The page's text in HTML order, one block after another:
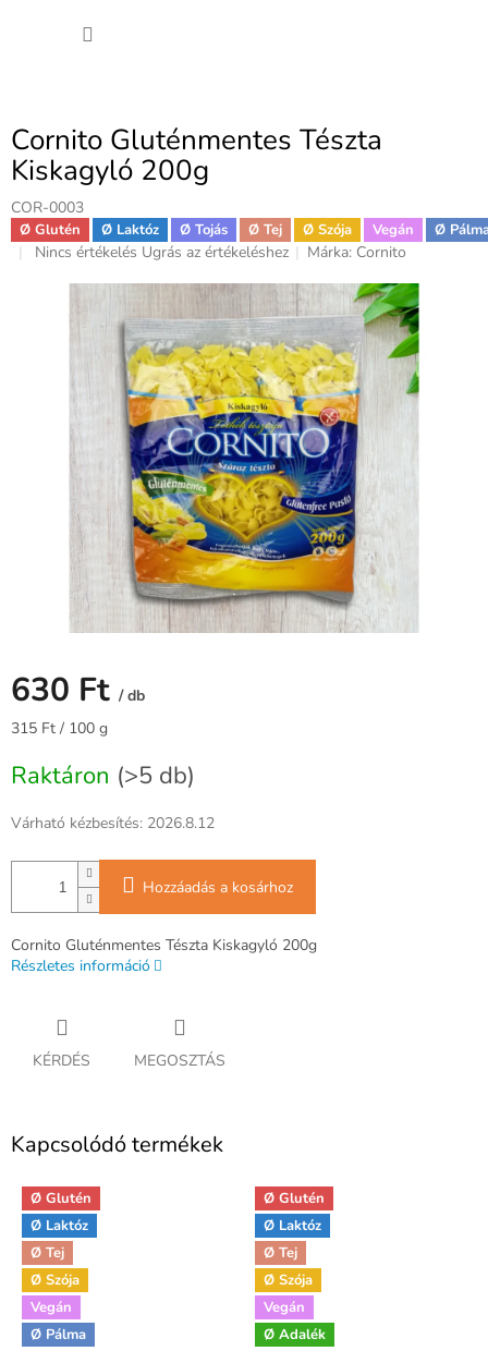
Cornito Gluténmentes Tészta
Kiskagyló 200g
COR-0003
Ø Glutén Ø Laktóz Ø Tojás Ø Tej Ø Szója Vegán Ø
A
csillag.
Nincs értékelés Ugrás az értékeléshez Márka: Cornito
630 Ft / db
Egységár:
315 Ft / 100 g
Raktáron (>5 db)
Várható kézbesítés: 2026.8.12
Hozzáadás a kosárhoz
Cornito Gluténmentes Tészta Kiskagyló 200g
Részletes információ
KÉRDÉS MEGOSZTÁS
Kapcsolódó termékek
Ø Glutén
Ø Laktóz
Ø Tej
Ø Szója
Vegán
Ø Pálma
Ø Glutén
Ø Laktóz
Ø Tej
Ø Szója
Vegán
Ø Adalék